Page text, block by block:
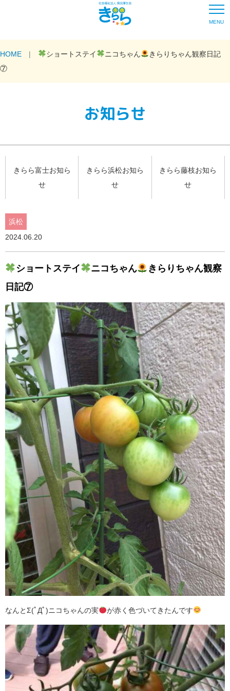
MENU
HOME ショートステイ ニコちゃん
きらりちゃん観察日記
⑦
お知らせ
きらら富士お知ら
せ
きらら浜松お知ら
せ
きらら藤枝お知ら
せ
浜松
2024.06.20
ショートステイ ニコちゃん
きらりちゃん観察
日記⑦
なんとΣ(ﾟДﾟ)ニコちゃんの実 が赤く色づいてきたんです